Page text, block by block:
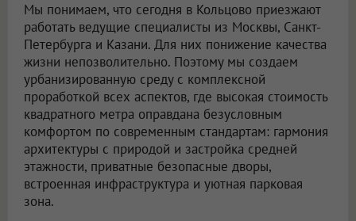
Мы понимаем, что сегодня в Кольцово приезжают
работать ведущие специалисты из Москвы, Санкт-
Петербурга и Казани. Для них понижение качества
жизни непозволительно. Поэтому мы создаем
урбанизированную среду с комплексной
проработкой всех аспектов, где высокая стоимость
квадратного метра оправдана безусловным
комфортом по современным стандартам: гармония
архитектуры с природой и застройка средней
этажности, приватные безопасные дворы,
встроенная инфраструктура и уютная парковая
зона.